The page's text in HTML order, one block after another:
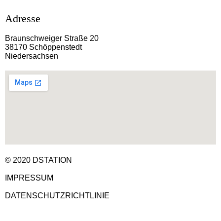
Adresse
Braunschweiger Straße 20
38170 Schöppenstedt
Niedersachsen
© 2020 DSTATION
IMPRESSUM
DATENSCHUTZRICHTLINIE